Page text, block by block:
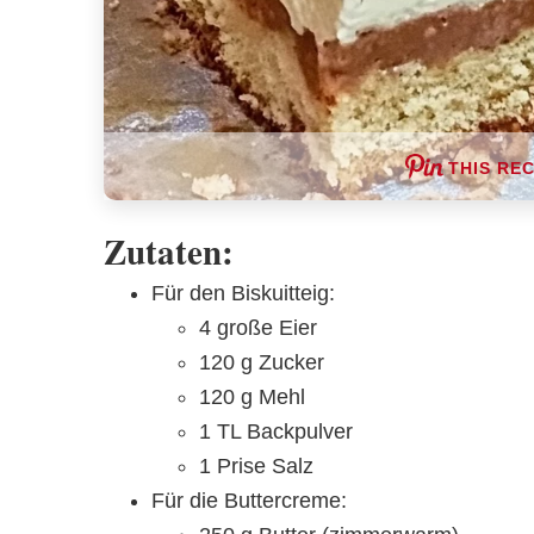
THIS
Zutaten:
Für den Biskuitteig:
4 große Eier
120 g Zucker
120 g Mehl
1 TL Backpulver
1 Prise Salz
Für die Buttercreme: